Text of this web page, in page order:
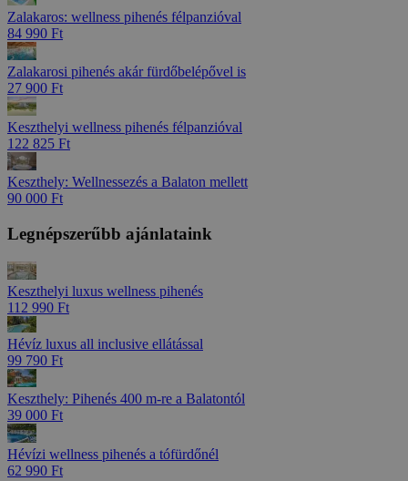
Zalakaros: wellness pihenés félpanzióval
84 990 Ft
Zalakarosi pihenés akár fürdőbelépővel is
27 900 Ft
Keszthelyi wellness pihenés félpanzióval
122 825 Ft
Keszthely: Wellnessezés a Balaton mellett
90 000 Ft
Legnépszerűbb ajánlataink
Keszthelyi luxus wellness pihenés
112 990 Ft
Hévíz luxus all inclusive ellátással
99 790 Ft
Keszthely: Pihenés 400 m-re a Balatontól
39 000 Ft
Hévízi wellness pihenés a tófürdőnél
62 990 Ft